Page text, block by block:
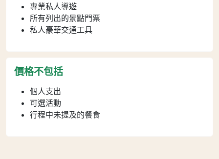
專業私人導遊
所有列出的景點門票
私人豪華交通工具
價格不包括
個人支出
可選活動
行程中未提及的餐食